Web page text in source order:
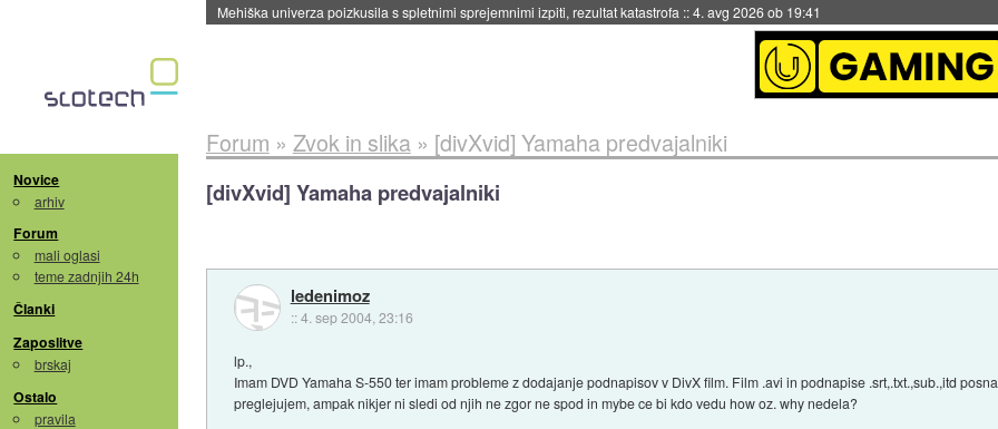
Evropska vesoljska agencija razvija svojo raketo za večkratno uporabo::4. avg 2026 ob 19:41
Novice
arhiv
Forum
mali oglasi
teme zadnjih 24h
Članki
Zaposlitve
brskaj
Ostalo
pravila
Forum » Zvok in slika» [divXvid] Yamaha predvajalniki
[divXvid] Yamaha predvajalniki
ledenimoz
::4. sep 2004, 23:16
lp.,
Imam DVD Yamaha S-550 ter imam probleme z dodajanje podnapisov v DivX film. Film .avi in podnapise .srt,.txt.,sub.,itd
preglejujem, ampak nikjer ni sledi od njih ne zgor ne spod in mybe ce bi kdo vedu how oz. why nedela?